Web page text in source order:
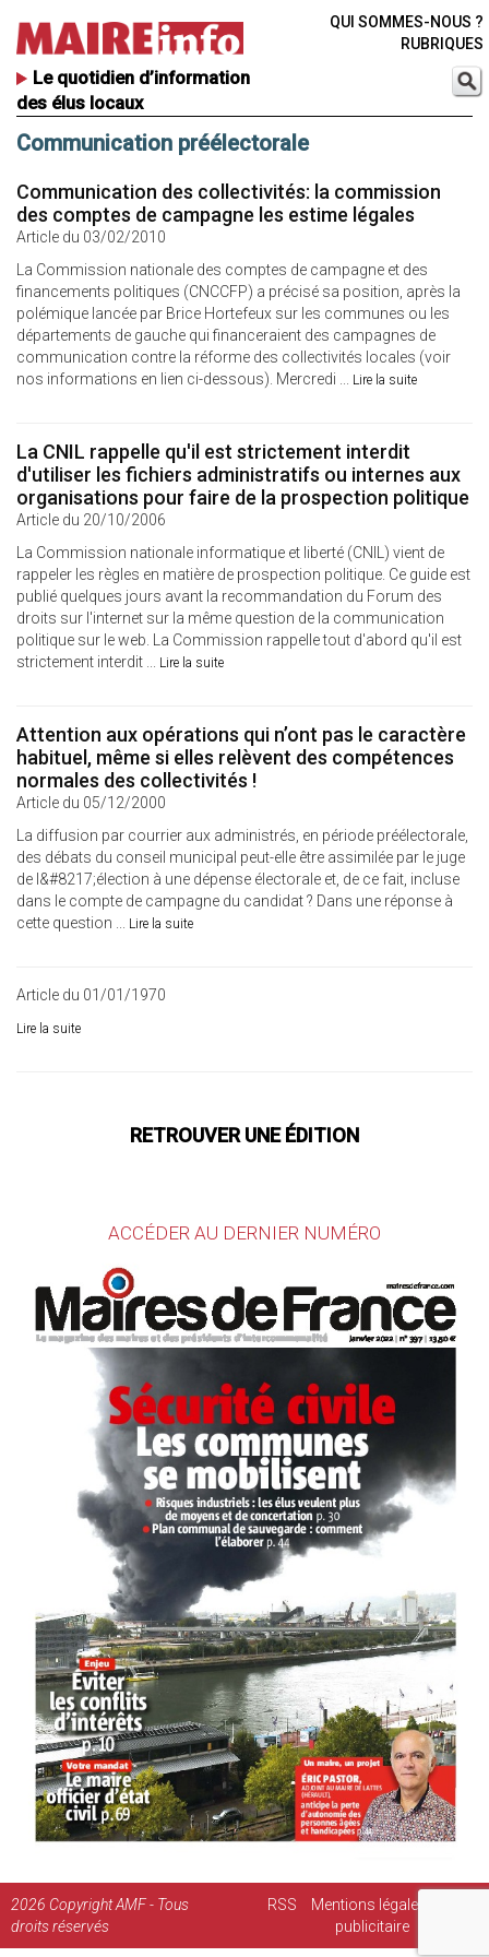
Le quotidien d’information
des élus locaux
QUI SOMMES-NOUS ?
RUBRIQUES
Communication préélectorale
Communication des collectivités: la commission
des comptes de campagne les estime légales
Article du 03/02/2010
La Commission nationale des comptes de campagne et des
financements politiques (CNCCFP) a précisé sa position, après la
polémique lancée par Brice Hortefeux sur les communes ou les
départements de gauche qui financeraient des campagnes de
communication contre la réforme des collectivités locales (voir
nos informations en lien ci-dessous). Mercredi ... Lire la suite
La CNIL rappelle qu'il est strictement interdit
d'utiliser les fichiers administratifs ou internes aux
organisations pour faire de la prospection politique
Article du 20/10/2006
La Commission nationale informatique et liberté (CNIL) vient de
rappeler les règles en matière de prospection politique. Ce guide est
publié quelques jours avant la recommandation du Forum des
droits sur l'internet sur la même question de la communication
politique sur le web. La Commission rappelle tout d'abord qu'il est
strictement interdit ... Lire la suite
Attention aux opérations qui n’ont pas le caractère
habituel, même si elles relèvent des compétences
normales des collectivités !
Article du 05/12/2000
La diffusion par courrier aux administrés, en période préélectorale,
des débats du conseil municipal peut-elle être assimilée par le juge
de l&#8217;élection à une dépense électorale et, de ce fait, incluse
dans le compte de campagne du candidat ? Dans une réponse à
cette question ... Lire la suite
Article du 01/01/1970
Lire la suite
RETROUVER UNE ÉDITION
ACCÉDER AU DERNIER NUMÉRO
2026 Copyright AMF - Tous
droits réservés
RSS Mentions légales
publicitaire